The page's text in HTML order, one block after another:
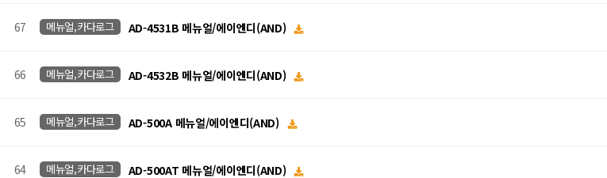
67 메뉴얼,카다로그 AD-4531B 메뉴얼/에이엔디(AND)
66 메뉴얼,카다로그 AD-4532B 메뉴얼/에이엔디(AND)
65 메뉴얼,카다로그 AD-500A 메뉴얼/에이엔디(AND)
64 메뉴얼,카다로그 AD-500AT 메뉴얼/에이엔디(AND)